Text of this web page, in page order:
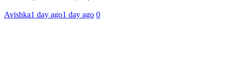
Avishka1 day ago1 day ago 0